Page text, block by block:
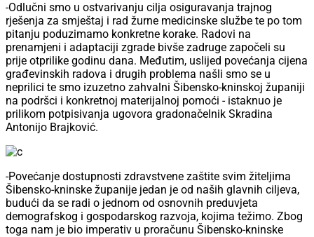
-Odlučni smo u ostvarivanju cilja osiguravanja trajnog
rješenja za smještaj i rad žurne medicinske službe te po tom
pitanju poduzimamo konkretne korake. Radovi na
prenamjeni i adaptaciji zgrade bivše zadruge započeli su
prije otprilike godinu dana. Međutim, uslijed povećanja cijena
građevinskih radova i drugih problema našli smo se u
neprilici te smo izuzetno zahvalni Šibensko-kninskoj županiji
na podršci i konkretnoj materijalnoj pomoći - istaknuo je
prilikom potpisivanja ugovora gradonačelnik Skradina
Antonijo Brajković.
-Povećanje dostupnosti zdravstvene zaštite svim žiteljima
Šibensko-kninske županije jedan je od naših glavnih ciljeva,
budući da se radi o jednom od osnovnih preduvjeta
demografskog i gospodarskog razvoja, kojima težimo. Zbog
toga nam je bio imperativ u proračunu Šibensko-kninske